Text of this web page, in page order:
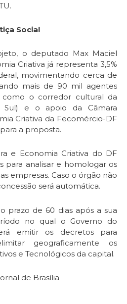
Social
o deputado Max Maciel
Criativa já representa 3,5%
movimentando cerca de
mais de 90 mil agentes
como o corredor cultural da
e o apoio da Câmara
Criativa da Fecomércio-DF
a proposta.
e Economia Criativa do DF
para analisar e homologar os
empresas. Caso o órgão não
será automática.
prazo de 60 dias após a sua
no qual o Governo do
emitir os decretos para
geograficamente os
e Tecnológicos da capital.
de Brasília